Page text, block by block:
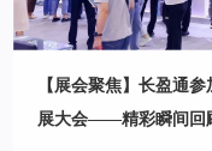
【展会聚焦】长盈通
展大会——精彩瞬间回